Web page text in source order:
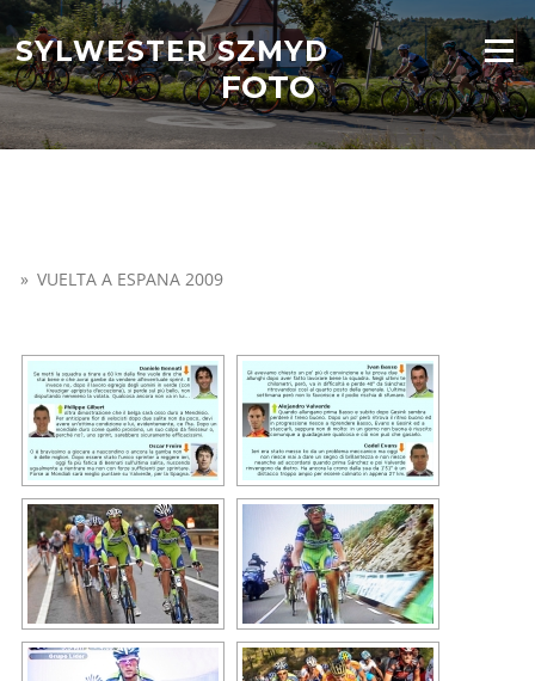
Przejdź
do
treściSYLWESTER SZMYD Menu
FOTO
» VUELTA A ESPANA 2009